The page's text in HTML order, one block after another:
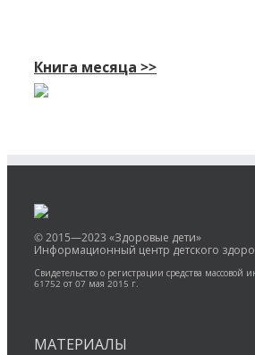
Книга месяца >>
© 2015—2023 «Здоровые дети»
Информационный центр детского
Свидетельство о регистрации средства
61752 от 07 мая 2015 г.
МАТЕРИАЛЫ